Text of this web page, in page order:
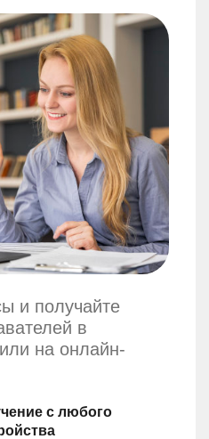
и получайте
в
на онлайн-
с любого